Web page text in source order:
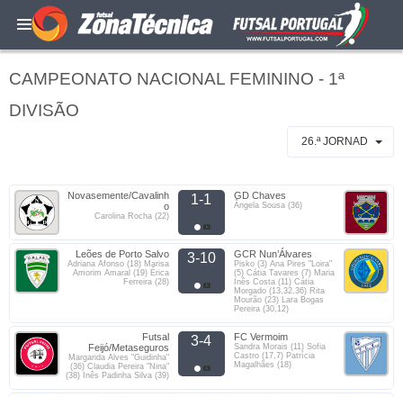
CAMPEONATO NACIONAL FEMININO - 1ª
DIVISÃO
26.ª JORNAD
Novasemente/Cavalinh
o
Carolina Rocha (22)
1-1 GD Chaves
Ângela Sousa (36)
Leões de Porto Salvo
Adriana Afonso (18) Marisa
Amorim Amaral (19) Érica
Ferreira (28)
3-10 GCR Nun’Álvares
Pisko (3) Ana Pires "Loira"
(5) Cátia Tavares (7) Maria
Inês Costa (11) Cátia
Morgado (13,32,36) Rita
Mourão (23) Lara Bogas
Pereira (30,12)
Futsal
Feijó/Metaseguros
Margarida Alves "Guidinha"
(36) Claudia Pereira "Nina"
(38) Inês Padinha Silva (39)
3-4 FC Vermoim
Sandra Morais (11) Sofia
Castro (17,7) Patrícia
Magalhães (18)